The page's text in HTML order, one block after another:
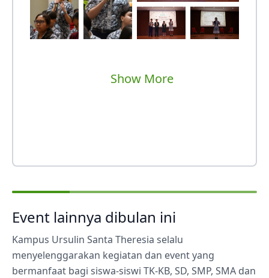
Show More
Event lainnya dibulan ini
Kampus Ursulin Santa Theresia selalu
menyelenggarakan kegiatan dan event yang
bermanfaat bagi siswa-siswi TK-KB, SD, SMP, SMA dan